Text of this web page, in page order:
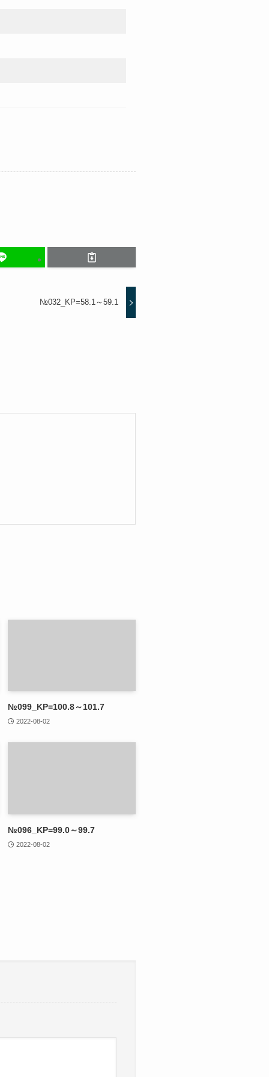
№032_KP=58.1～59.1
№099_KP=100.8～101.7
2022-08-02
№096_KP=99.0～99.7
2022-08-02